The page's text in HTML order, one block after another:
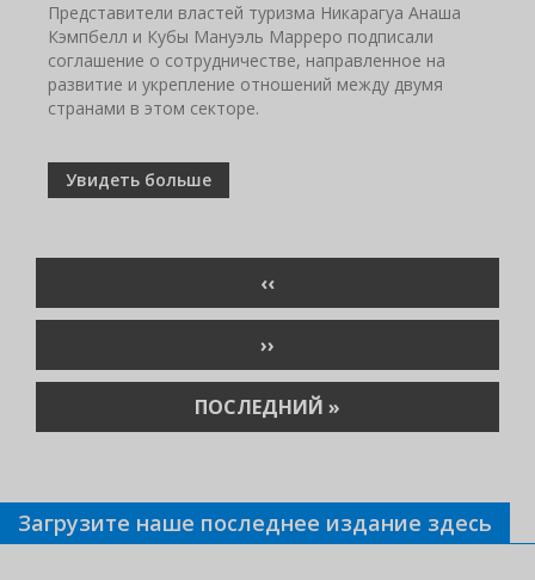
Представители властей туризма Никарагуа Анаша
Кэмпбелл и Кубы Мануэль Марреро подписали
соглашение о сотрудничестве, направленное на
развитие и укрепление отношений между двумя
странами в этом секторе.
Увидеть больше
ПРЕДЫДУЩАЯ
СТРАНИЦА
‹‹
СЛЕДУЮЩАЯ
СТРАНИЦА
››
ПОСЛЕДНЯЯ
СТРАНИЦА
ПОСЛЕДНИЙ »
Загрузите наше последнее издание здесь